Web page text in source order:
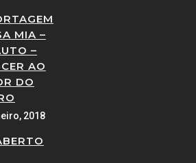
MIA –
–
AO
DO
2018